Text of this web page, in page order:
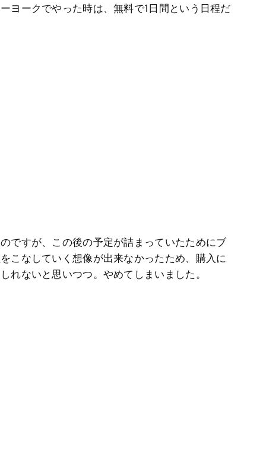
ヨークでやった時は、無料で1日間という日程だ
ですが、この後の予定が詰まっていたためにブ
こなしていく想像が出来なかったため、購入に
れないと思いつつ。やめてしまいました。